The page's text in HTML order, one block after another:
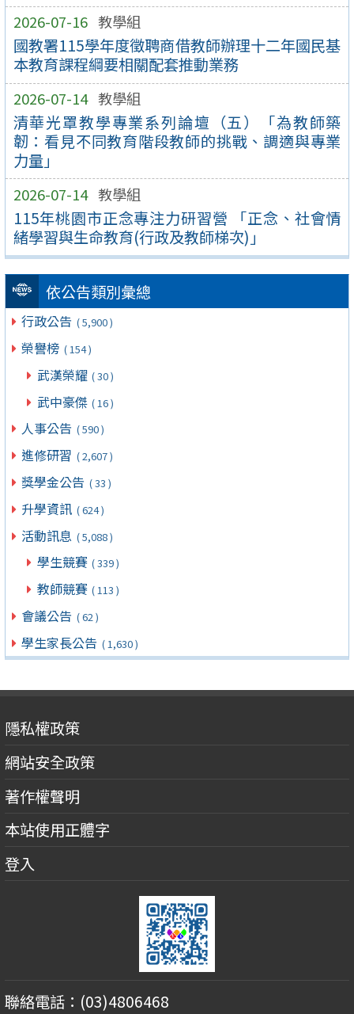
2026-07-16 教學組
國教署115學年度徵聘商借教師辦理十二年國民基
本教育課程綱要相關配套推動業務
2026-07-14 教學組
清華光罩教學專業系列論壇（五）「為教師築
韌：看見不同教育階段教師的挑戰、調適與專業
力量」
2026-07-14 教學組
115年桃園市正念專注力研習營 「正念、社會情
緒學習與生命教育(行政及教師梯次)」
依公告類別彙總
行政公告 ( 5,900 )
榮譽榜 ( 154 )
武漢榮耀 ( 30 )
武中豪傑 ( 16 )
人事公告 ( 590 )
進修研習 ( 2,607 )
獎學金公告 ( 33 )
升學資訊 ( 624 )
活動訊息 ( 5,088 )
學生競賽 ( 339 )
教師競賽 ( 113 )
會議公告 ( 62 )
學生家長公告 ( 1,630 )
隱私權政策
網站安全政策
著作權聲明
本站使用正體字
登入
聯絡電話：(03)4806468